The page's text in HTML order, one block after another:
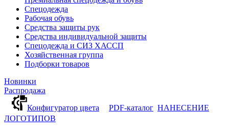
Спецодежда
Рабочая обувь
Средства защиты рук
Средства индивидуальной защиты
Спецодежда и СИЗ ХАССП
Хозяйственная группа
Подборки товаров
Новинки
Распродажа
Конфигуратор цвета
PDF-каталог НАНЕСЕНИЕ
ЛОГОТИПОВ